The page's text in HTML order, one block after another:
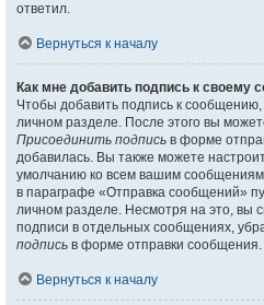
ответил.
Вернуться к началу
Как мне добавить подпись к своему
Чтобы добавить подпись к
личном разделе. После этого вы
Присоединить подпись в форме
добавилась. Вы также можете
умолчанию ко всем вашим
в параграфе «Отправка сообщений»
личном разделе. Несмотря на это, вы
подписи в отдельных сообщениях,
подпись в форме отправки сообщения.
Вернуться к началу